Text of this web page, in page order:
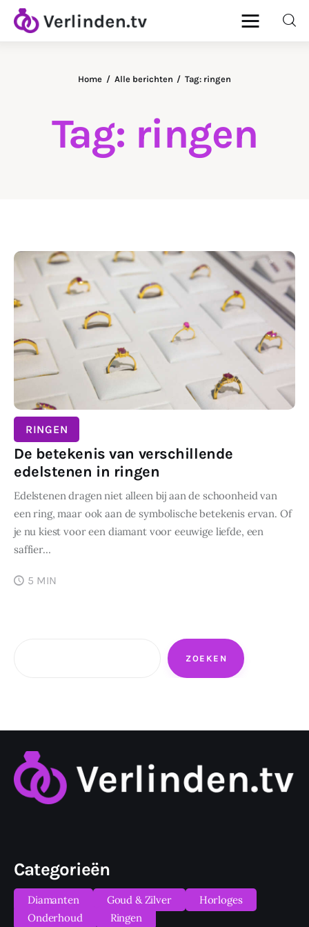
Tag: ringen
Home Alle berichten Tag: ringen
Diamanten
Ringen
RINGEN
De betekenis van verschillende
edelstenen in ringen
Edelstenen dragen niet alleen bij aan de schoonheid van
een ring, maar ook aan de symbolische betekenis ervan. Of
je nu kiest voor een diamant voor eeuwige liefde, een
saffier…
5 MIN
ZOEKEN
Categorieën
Diamanten Goud & Zilver
Horloges
Onderhoud
Ringen